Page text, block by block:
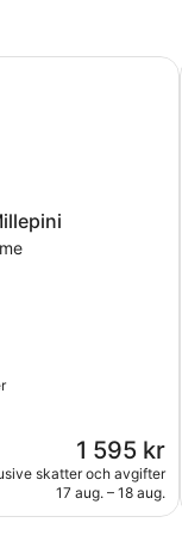
Priset
är
1 595 kr
1 595 kr
skatter och avgifter
17 aug. – 18 aug.